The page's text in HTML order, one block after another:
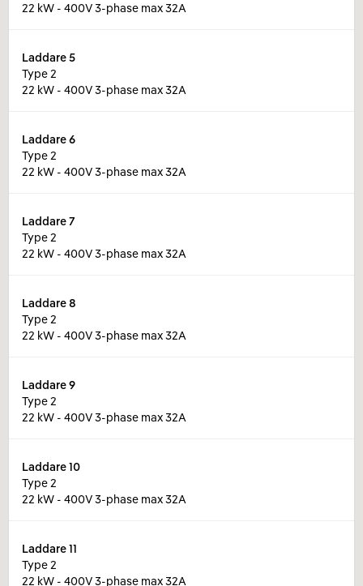
22 kW - 400V 3-phase max 32A
Laddare5
Type 2
22 kW - 400V 3-phase max 32A
Laddare6
Type 2
22 kW - 400V 3-phase max 32A
Laddare7
Type 2
22 kW - 400V 3-phase max 32A
Laddare8
Type 2
22 kW - 400V 3-phase max 32A
Laddare9
Type 2
22 kW - 400V 3-phase max 32A
Laddare10
Type 2
22 kW - 400V 3-phase max 32A
Laddare11
Type 2
22 kW - 400V 3-phase max 32A